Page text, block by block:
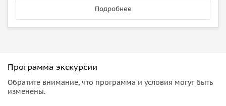
Подробнее
Программа экскурсии
Обратите внимание, что программа и условия могут быть
изменены.